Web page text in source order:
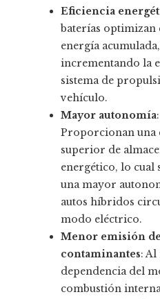
Eficiencia
baterías optimizan
energía acumulada,
incrementando la
sistema de
vehículo.
Mayor autonomía:
Proporcionan una
superior de
energético, lo cual
una mayor
autos híbridos
modo eléctrico.
Menor emisión de
contaminantes:
dependencia del
combustión